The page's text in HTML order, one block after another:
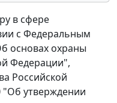
в сфере
с Федеральным
основах охраны
Федерации",
Российской
"Об утверждении